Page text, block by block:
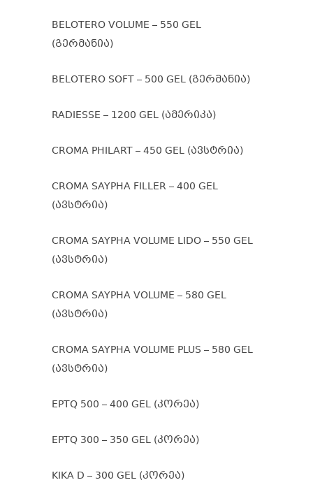
BELOTERO VOLUME – 550 GEL
(გერმანია)
BELOTERO SOFT – 500 GEL (გერმანია)
RADIESSE – 1200 GEL (ამერიკა)
CROMA PHILART – 450 GEL (ავსტრია)
CROMA SAYPHA FILLER – 400 GEL
(ავსტრია)
CROMA SAYPHA VOLUME LIDO – 550 GEL
(ავსტრია)
CROMA SAYPHA VOLUME – 580 GEL
(ავსტრია)
CROMA SAYPHA VOLUME PLUS – 580 GEL
(ავსტრია)
EPTQ 500 – 400 GEL (კორეა)
EPTQ 300 – 350 GEL (კორეა)
KIKA D – 300 GEL (კორეა)